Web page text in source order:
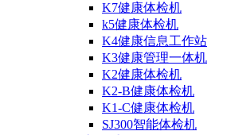
K7健康体检机
k5健康体检机
K4健康信息工作站
K3健康管理一体机
K2健康体检机
K2-B健康体检机
K1-C健康体检机
SJ300智能体检机